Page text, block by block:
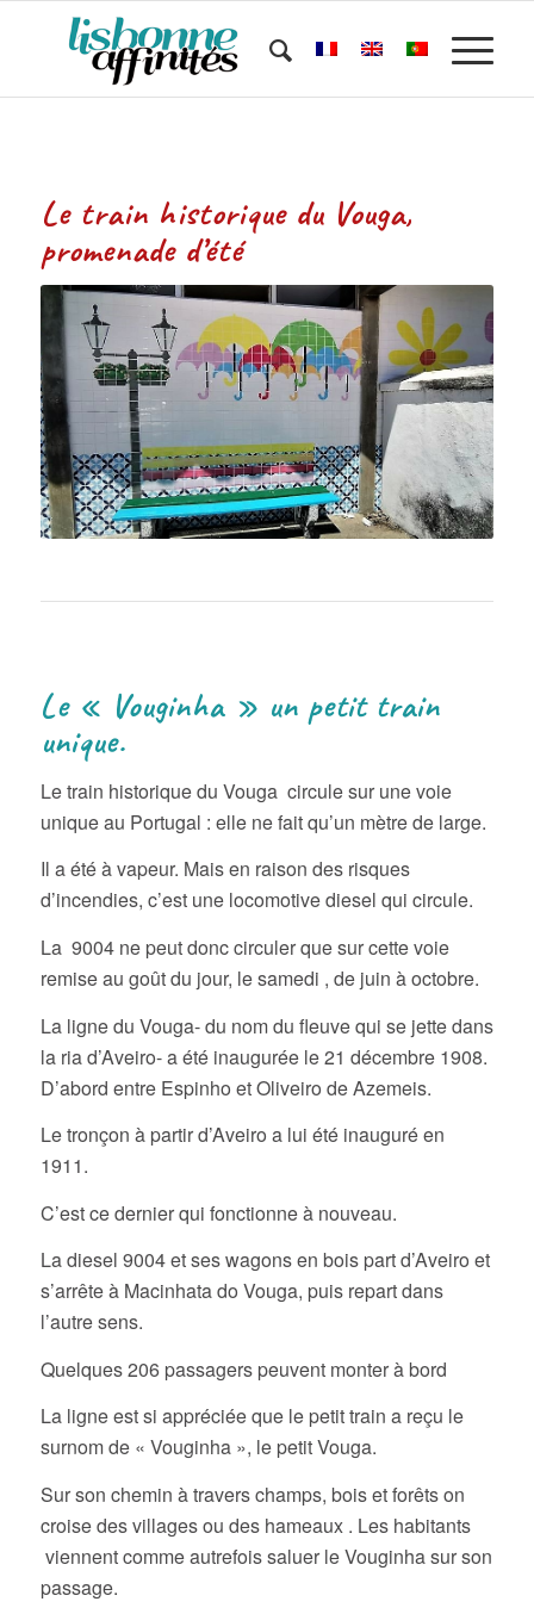
Le train historique du Vouga,
promenade d’été
Le « Vouginha » un petit train
unique.
Le train historique du Vouga circule sur une voie
unique au Portugal : elle ne fait qu’un mètre de large.
Il a été à vapeur. Mais en raison des risques
d’incendies, c’est une locomotive diesel qui circule.
La 9004 ne peut donc circuler que sur cette voie
remise au goût du jour, le samedi , de juin à octobre.
La ligne du Vouga- du nom du fleuve qui se jette dans
la ria d’Aveiro- a été inaugurée le 21 décembre 1908.
D’abord entre Espinho et Oliveiro de Azemeis.
Le tronçon à partir d’Aveiro a lui été inauguré en
1911.
C’est ce dernier qui fonctionne à nouveau.
La diesel 9004 et ses wagons en bois part d’Aveiro et
s’arrête à Macinhata do Vouga, puis repart dans
l’autre sens.
Quelques 206 passagers peuvent monter à bord
La ligne est si appréciée que le petit train a reçu le
surnom de « Vouginha », le petit Vouga.
Sur son chemin à travers champs, bois et forêts on
croise des villages ou des hameaux . Les habitants
viennent comme autrefois saluer le Vouginha sur son
passage.